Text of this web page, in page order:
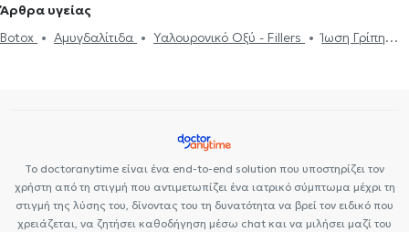
Ωτοπλαστική
Ύπνου
Ρινίτιδα Αλλεργική ρινίτιδα
Διαταραχές κατάποσης -
Άρθρα υγείας
Botox
Αμυγδαλίτιδα Υαλουρονικό Οξύ - Fillers
Ίωση Γρίπη
Το doctoranytime είναι ένα end-to-end solution που υποστηρίζει τον
χρήστη από τη στιγμή που αντιμετωπίζει ένα ιατρικό σύμπτωμα μέχρι τη
στιγμή της λύσης του, δίνοντας του τη δυνατότητα να βρεί τον ειδικό που
χρειάζεται, να ζητήσει καθοδήγηση μέσω chat και να μιλήσει μαζί του